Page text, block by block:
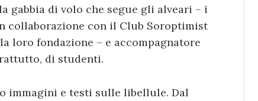
gabbia di volo che segue gli alveari – i
collaborazione con il Club Soroptimist
loro fondazione – e accompagnatore
di studenti.
immagini e testi sulle libellule. Dal